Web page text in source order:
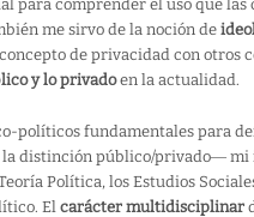
para comprender el uso que las
me sirvo de la noción de
de privacidad con otros
y lo privadoen la actualidad.
políticos fundamentales para
distinción público/privado― mi
Política, los Estudios
El carácter multidisciplinar